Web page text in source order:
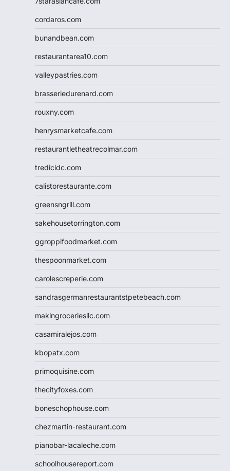
cordaros.com
bunandbean.com
restaurantarea10.com
valleypastries.com
brasseriedurenard.com
rouxny.com
henrysmarketcafe.com
restaurantletheatrecolmar.com
tredicidc.com
calistorestaurante.com
greensngrill.com
sakehousetorrington.com
ggroppifoodmarket.com
thespoonmarket.com
carolescreperie.com
sandrasgermanrestaurantstpetebeach.com
makingroceriesllc.com
casamiralejos.com
kbopatx.com
primoquisine.com
thecityfoxes.com
boneschophouse.com
chezmartin-restaurant.com
pianobar-lacaleche.com
schoolhousereport.com